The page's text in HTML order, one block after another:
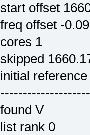
start offset
freq offset -
cores 1
skipped
initial
found V
list rank 0